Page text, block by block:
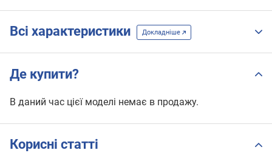
Всі характеристики Докладніше
Де купити?
В даний час цієї моделі немає в продажу.
Корисні статті